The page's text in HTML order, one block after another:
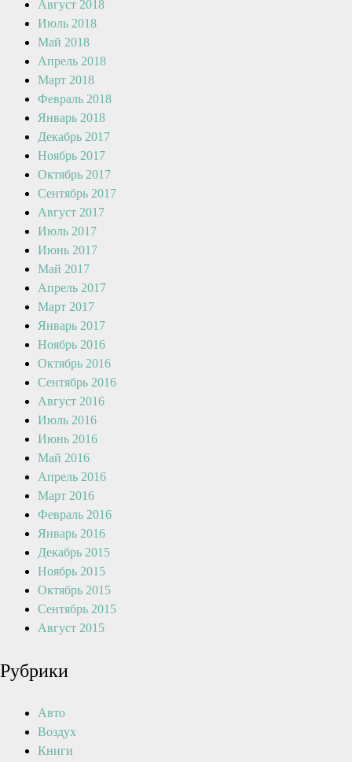
Август 2018
Июль 2018
Май 2018
Апрель 2018
Март 2018
Февраль 2018
Январь 2018
Декабрь 2017
Ноябрь 2017
Октябрь 2017
Сентябрь 2017
Август 2017
Июль 2017
Июнь 2017
Май 2017
Апрель 2017
Март 2017
Январь 2017
Ноябрь 2016
Октябрь 2016
Сентябрь 2016
Август 2016
Июль 2016
Июнь 2016
Май 2016
Апрель 2016
Март 2016
Февраль 2016
Январь 2016
Декабрь 2015
Ноябрь 2015
Октябрь 2015
Сентябрь 2015
Август 2015
Рубрики
Авто
Воздух
Книги